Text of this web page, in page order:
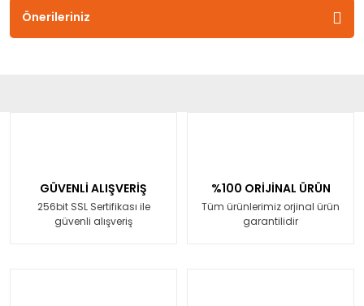
Önerileriniz
GÜVENLİ ALIŞVERİŞ
256bit SSL Sertifikası ile
güvenli alışveriş
%100 ORİJİNAL ÜRÜN
Tüm ürünlerimiz orjinal ürün
garantilidir